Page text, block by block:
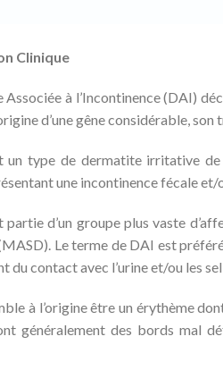
Clinique
Associée à l’Incontinence (DAI)
d’une gêne considérable,
un type de dermatite irritative de
une incontinence fécale et/
d’un groupe plus vaste
Le terme de DAI est
du contact avec l’urine et/ou les
à l’origine être un érythème
généralement des bords mal